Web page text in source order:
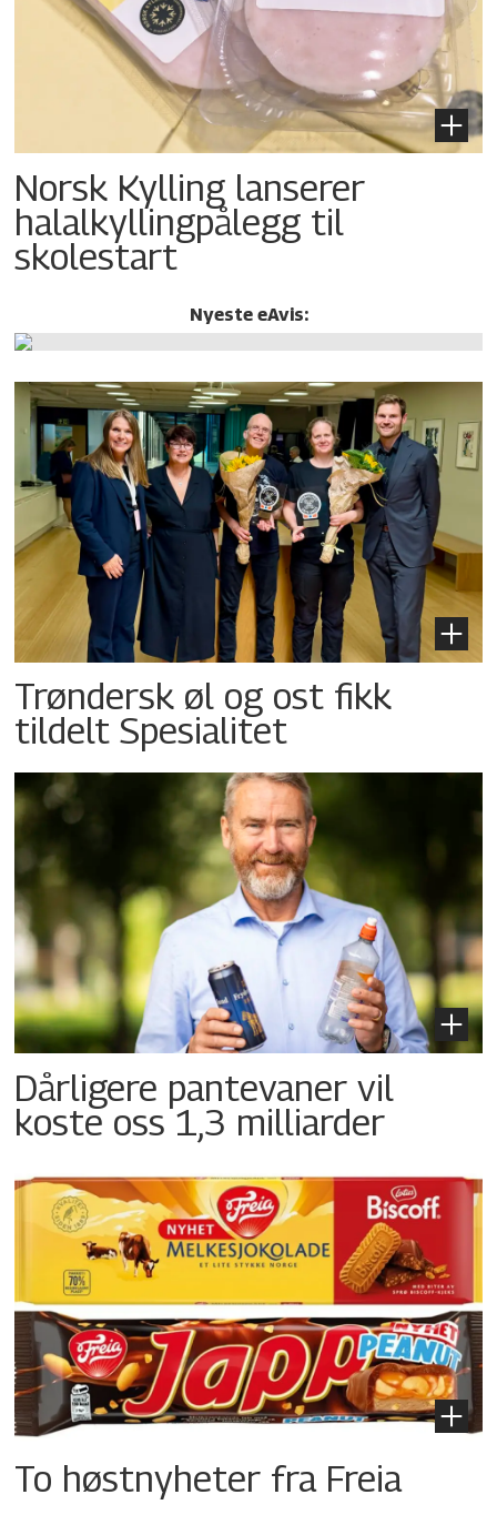
Norsk Kylling lanserer
halalkylling­pålegg til
skolestart
Nyeste eAvis:
Trøndersk øl og ost fikk
tildelt Spesialitet
Dårligere pantevaner vil
koste oss 1,3 milliarder
To høstnyheter fra Freia